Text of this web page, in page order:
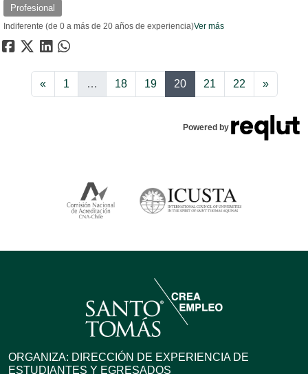
Profesional
Indiferente (de 0 a más de 20 años de experiencia)Ver más
«Anterior
1 … 18 19 20 21 22 »
Powered by
ORGANIZA: DIRECCIÓN DE EXPERIENCIA DE
ESTUDIANTES Y EGRESADOS